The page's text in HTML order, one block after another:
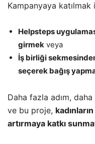
Kampanyaya katılmak
Helpsteps
girmek veya
İş birliği
seçerek bağış
Daha fazla adım,
ve bu proje,
artırmaya katkı